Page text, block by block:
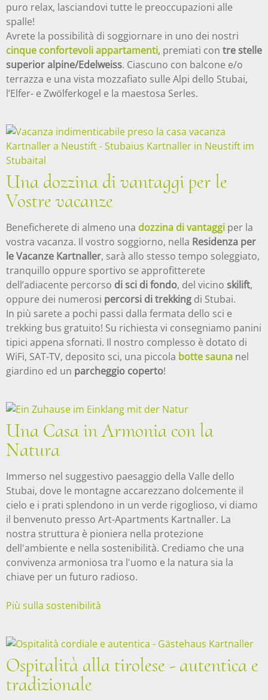
puro relax, lasciandovi tutte le preoccupazioni alle
spalle!
Avrete la possibilità di soggiornare in uno dei nostri
cinque confortevoli appartamenti, premiati con tre stelle
superior alpine/Edelweiss. Ciascuno con balcone e/o
terrazza e una vista mozzafiato sulle Alpi dello Stubai,
l’Elfer- e Zwölferkogel e la maestosa Serles.
Una dozzina di vantaggi per le
Vostre vacanze
Beneficherete di almeno una dozzina di vantaggi per la
vostra vacanza. Il vostro soggiorno, nella Residenza per
le Vacanze Kartnaller, sarà allo stesso tempo soleggiato,
tranquillo oppure sportivo se approfitterete
dell’adiacente percorso di sci di fondo, del vicino skilift,
oppure dei numerosi percorsi di trekking di Stubai.
In più sarete a pochi passi dalla fermata dello sci e
trekking bus gratuito! Su richiesta vi consegniamo panini
tipici appena sfornati. Il nostro complesso è dotato di
WiFi, SAT-TV, deposito sci, una piccola botte sauna nel
giardino ed un parcheggio coperto!
Una Casa in Armonia con la
Natura
Immerso nel suggestivo paesaggio della Valle dello
Stubai, dove le montagne accarezzano dolcemente il
cielo e i prati splendono in un verde rigoglioso, vi diamo
il benvenuto presso Art-Apartments Kartnaller. La
nostra struttura è pioniera nella protezione
dell'ambiente e nella sostenibilità. Crediamo che una
convivenza armoniosa tra l'uomo e la natura sia la
chiave per un futuro radioso.
Più sulla sostenibilità
Ospitalità alla tirolese - autentica e
tradizionale